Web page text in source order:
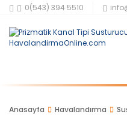
0(543) 394 5510
Anasayfa Havalandırma